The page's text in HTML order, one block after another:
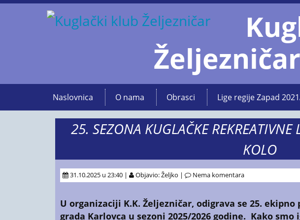
Željezničar
Naslovnica O nama Obrasci Lige regije Zapad
25. SEZONA KUGLAČKE REKREATIVNE
KOLO
31.10.2025 u 23:40 | Objavio: Željko | Nema komentara
U organizaciji K.K. Željezničar, odigrava se 25. ekipno
grada Karlovca u sezoni 2025/2026 godine. Kako